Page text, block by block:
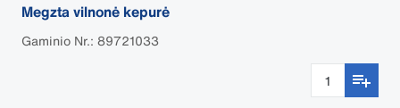
Megzta vilnonė kepurė
Gaminio Nr.: 89721033